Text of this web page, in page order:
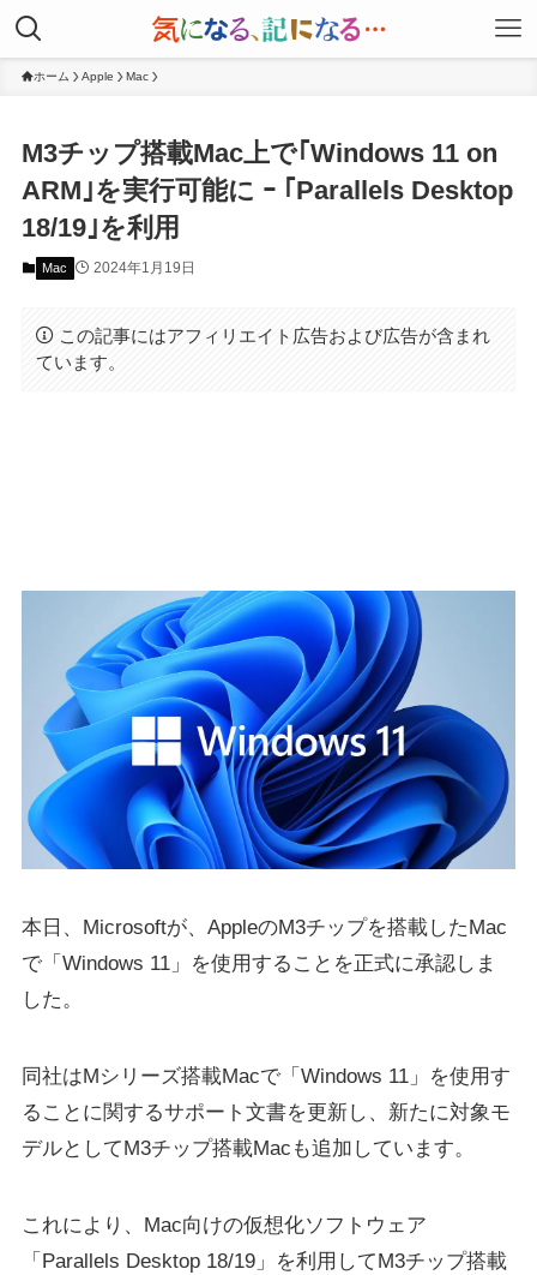
ホーム Apple Mac
M3チップ搭載Mac上で｢Windows 11 on
ARM｣を実行可能に ｰ ｢Parallels Desktop
18/19｣を利用
Mac 2024年1月19日
この記事にはアフィリエイト広告および広告が含まれ
ています。
本日、Microsoftが、AppleのM3チップを搭載したMac
で「Windows 11」を使用することを正式に承認しま
した。
同社はMシリーズ搭載Macで「Windows 11」を使用す
ることに関するサポート文書を更新し、新たに対象モ
デルとしてM3チップ搭載Macも追加しています。
これにより、Mac向けの仮想化ソフトウェア
「Parallels Desktop 18/19」を利用してM3チップ搭載